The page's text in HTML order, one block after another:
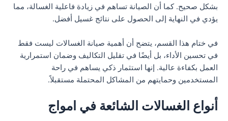
بشكل صحيح. كما أن الصيانة تساهم في زيادة فاعلية الغسالة، مما
يؤدي في النهاية إلى الحصول على نتائج غسيل أفضل.
في ختام هذا القسم، يتضح أن أهمية صيانة الغسالات ليست فقط
في تحسين الأداء، بل أيضًا في تقليل التكاليف وضمان استمرارية
العمل بكفاءة عالية. إنها استثمار ذكي يساهم في راحة
المستخدمين وحمايتهم من المشاكل المحتملة مستقبلاً.
أنواع الغسالات الشائعة في امواج